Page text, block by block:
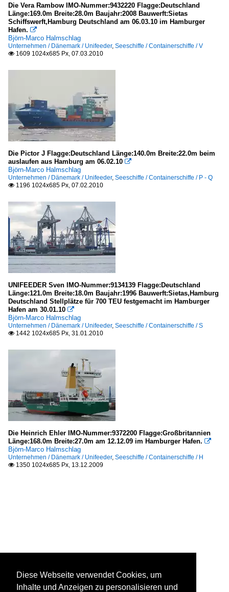
Die Vera Rambow IMO-Nummer:9432220 Flagge:Deutschland
Länge:169.0m Breite:28.0m Baujahr:2008 Bauwerft:Sietas
Schiffswerft,Hamburg Deutschland am 06.03.10 im Hamburger
Hafen. 
Björn-Marco Halmschlag
Unternehmen / Dänemark / Unifeeder, Seeschiffe / Containerschiffe / V
 1609 1024x685 Px, 07.03.2010
Die Pictor J Flagge:Deutschland Länge:140.0m Breite:22.0m beim
auslaufen aus Hamburg am 06.02.10 
Björn-Marco Halmschlag
Unternehmen / Dänemark / Unifeeder, Seeschiffe / Containerschiffe / P - Q
 1196 1024x685 Px, 07.02.2010
UNIFEEDER Sven IMO-Nummer:9134139 Flagge:Deutschland
Länge:121.0m Breite:18.0m Baujahr:1996 Bauwerft:Sietas,Hamburg
Deutschland Stellplätze für 700 TEU festgemacht im Hamburger
Hafen am 30.01.10 
Björn-Marco Halmschlag
Unternehmen / Dänemark / Unifeeder, Seeschiffe / Containerschiffe / S
 1442 1024x685 Px, 31.01.2010
Die Heinrich Ehler IMO-Nummer:9372200 Flagge:Großbritannien
Länge:168.0m Breite:27.0m am 12.12.09 im Hamburger Hafen. 
Björn-Marco Halmschlag
Unternehmen / Dänemark / Unifeeder, Seeschiffe / Containerschiffe / H
 1350 1024x685 Px, 13.12.2009
Diese Webseite verwendet Cookies, um
Inhalte und Anzeigen zu personalisieren und